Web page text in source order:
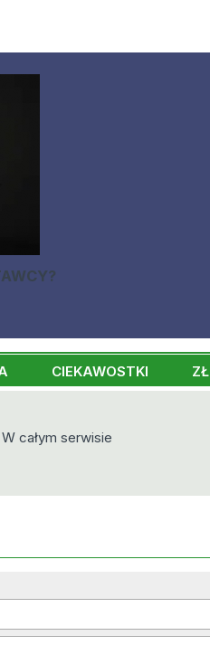
CIEKAWOSTKI
W całym serwisie